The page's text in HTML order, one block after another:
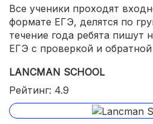
Все ученики проходят
формате ЕГЭ, делятся по
течение года ребята пишут
ЕГЭ с проверкой и
LANCMAN SCHOOL
Рейтинг: 4.9